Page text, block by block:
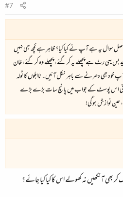
#7
سوال یہ ہے آپ نے کیا کیا؟ ظاہر ہے کچھ بھی نہیں
یہی رٹ ہے پچھلے یہ کر گئے، پچھلے وہ کر گئے، خان
خود بھی دھرنے سے باہر نکل آئیں۔ نااہلوں کا ٹولہ
اس پوسٹ کے جواب میں پانچ سات بڑے بڑے
عین نوازش ہو گی!
بھی آنکھیں نہ کھولے اس کا کیا کیا جائے؟